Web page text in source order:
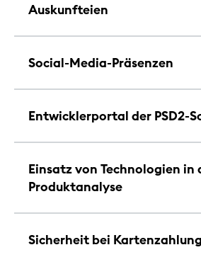
Auskunfteien
Social-Media-Präsenzen
Entwicklerportal der PSD2-
Einsatz von Technologien in
Produktanalyse
Sicherheit bei